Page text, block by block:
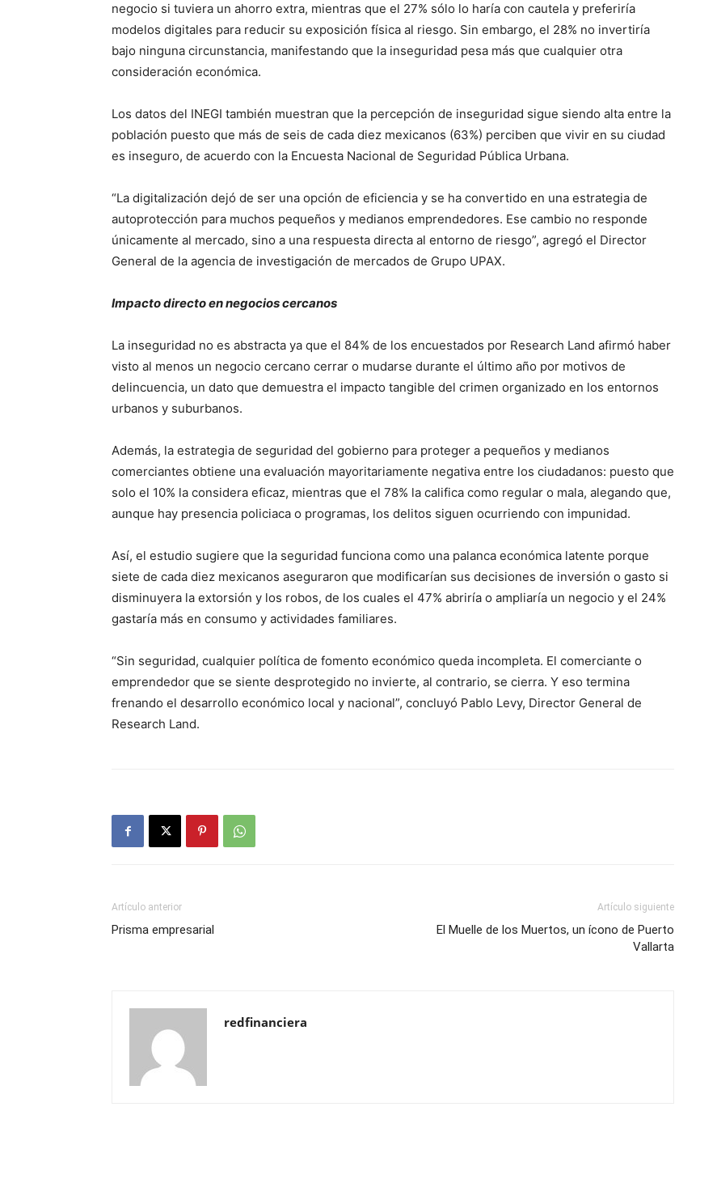
negocio si tuviera un ahorro extra, mientras que el 27% sólo lo haría con cautela y preferiría
modelos digitales para reducir su exposición física al riesgo. Sin embargo, el 28% no invertiría
bajo ninguna circunstancia, manifestando que la inseguridad pesa más que cualquier otra
consideración económica.
Los datos del INEGI también muestran que la percepción de inseguridad sigue siendo alta entre la
población puesto que más de seis de cada diez mexicanos (63%) perciben que vivir en su ciudad
es inseguro, de acuerdo con la Encuesta Nacional de Seguridad Pública Urbana.
“La digitalización dejó de ser una opción de eficiencia y se ha convertido en una estrategia de
autoprotección para muchos pequeños y medianos emprendedores. Ese cambio no responde
únicamente al mercado, sino a una respuesta directa al entorno de riesgo”, agregó el Director
General de la agencia de investigación de mercados de Grupo UPAX.
Impacto directo en negocios cercanos
La inseguridad no es abstracta ya que el 84% de los encuestados por Research Land afirmó haber
visto al menos un negocio cercano cerrar o mudarse durante el último año por motivos de
delincuencia, un dato que demuestra el impacto tangible del crimen organizado en los entornos
urbanos y suburbanos.
Además, la estrategia de seguridad del gobierno para proteger a pequeños y medianos
comerciantes obtiene una evaluación mayoritariamente negativa entre los ciudadanos: puesto que
solo el 10% la considera eficaz, mientras que el 78% la califica como regular o mala, alegando que,
aunque hay presencia policiaca o programas, los delitos siguen ocurriendo con impunidad.
Así, el estudio sugiere que la seguridad funciona como una palanca económica latente porque
siete de cada diez mexicanos aseguraron que modificarían sus decisiones de inversión o gasto si
disminuyera la extorsión y los robos, de los cuales el 47% abriría o ampliaría un negocio y el 24%
gastaría más en consumo y actividades familiares.
“Sin seguridad, cualquier política de fomento económico queda incompleta. El comerciante o
emprendedor que se siente desprotegido no invierte, al contrario, se cierra. Y eso termina
frenando el desarrollo económico local y nacional”, concluyó Pablo Levy, Director General de
Research Land.
Artículo anterior
Prisma empresarial
Artículo siguiente
El Muelle de los Muertos, un ícono de Puerto
Vallarta
redfinanciera